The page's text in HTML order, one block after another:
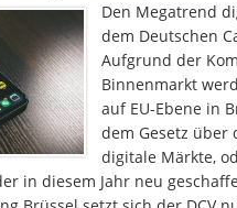
Den Megatrend
dem Deutschen
Aufgrund der
Binnenmarkt
auf EU-Ebene in
dem Gesetz über
digitale Märkte,
in diesem Jahr neu